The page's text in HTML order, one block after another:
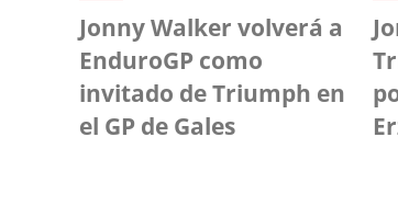
Jonny Walker volverá a
EnduroGP como
invitado de Triumph en
el GP de Gales